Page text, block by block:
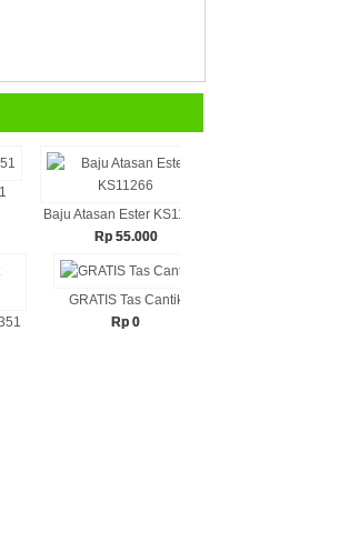
Baju Atasan Ester KS11266
Rp 55.000
GRATIS Tas Cantik
Rp 0